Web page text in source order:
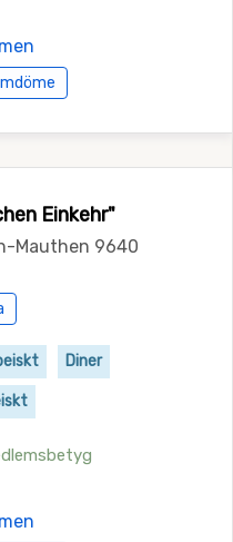
Einkehr"
Mauthen 9640
Diner